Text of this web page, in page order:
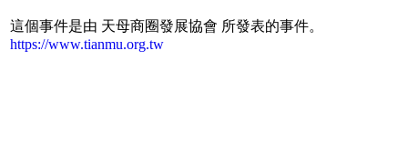
這個事件是由 天母商圈發展協會 所發表的事件。
https://www.tianmu.org.tw